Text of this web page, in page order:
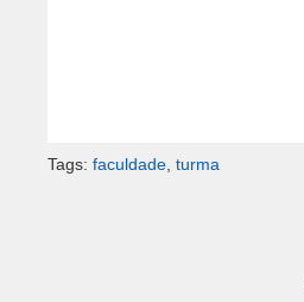
Tags: faculdade turma